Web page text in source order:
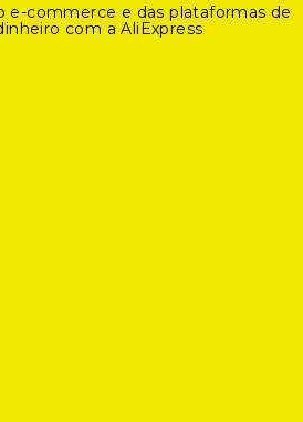
e-commerce e das plataformas de
com a AliExpress